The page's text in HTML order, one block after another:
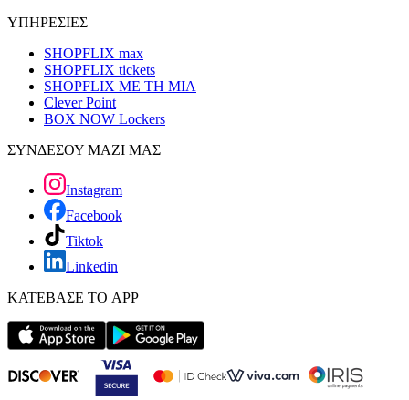
ΥΠΗΡΕΣΙΕΣ
SHOPFLIX max
SHOPFLIX tickets
SHOPFLIX ΜΕ ΤΗ ΜΙΑ
Clever Point
BOX NOW Lockers
ΣΥΝΔΕΣΟΥ ΜΑΖΙ ΜΑΣ
Instagram
Facebook
Tiktok
Linkedin
ΚΑΤΕΒΑΣΕ ΤΟ APP